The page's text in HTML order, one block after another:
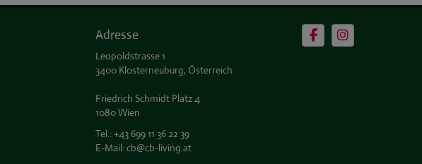
Adresse
Leopoldstrasse 1
3400 Klosterneuburg, Österreich
Friedrich Schmidt Platz 4
1080 Wien
Tel.:+43 699 11 36 22 39
E-Mail:cb@cb-living.at